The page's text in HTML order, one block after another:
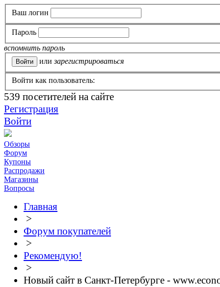
Ваш логин
Пароль
вспомнить пароль
или зарегистрироваться
Войти как пользователь:
539 посетителей на сайте
Регистрация
Войти
Обзоры
Форум
Купоны
Распродажи
Магазины
Вопросы
Главная
>
Форум покупателей
>
Рекомендую!
>
Новый сайт в Санкт-Петербурге -